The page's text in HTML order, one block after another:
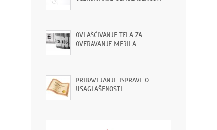
OVLAŠĆIVANJE TELA ZA
OVERAVANJE MERILA
PRIBAVLJANJE ISPRAVE O
USAGLAŠENOSTI